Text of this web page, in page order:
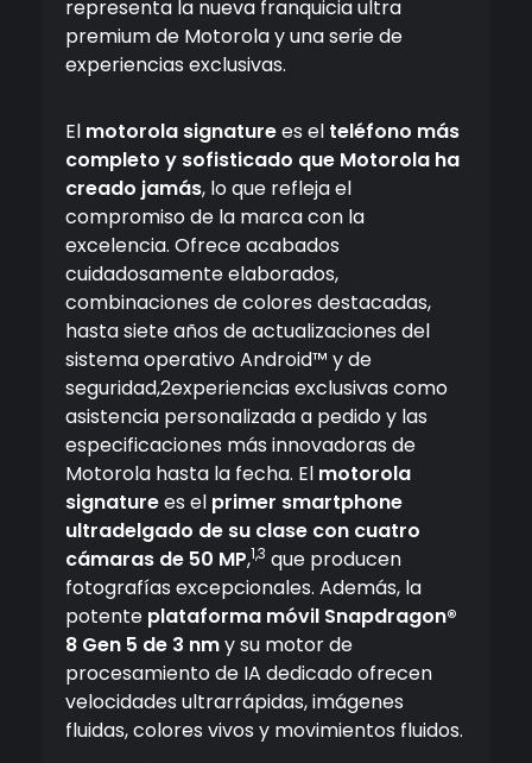
representa la nueva franquicia ultra
premium de Motorola y una serie de
experiencias exclusivas.
El motorola signaturees el teléfono más
completo y sofisticado que Motorola ha
creado jamás, lo que refleja el
compromiso de la marca con la
excelencia. Ofrece acabados
cuidadosamente elaborados,
combinaciones de colores destacadas,
hasta siete años de actualizaciones del
sistema operativo Android™ y de
seguridad,2experiencias exclusivas como
asistencia personalizada a pedido y las
especificaciones más innovadoras de
Motorola hasta la fecha. El motorola
signaturees el primer smartphone
ultradelgado de su clase con cuatro
cámaras de 50 MP,1,3 que producen
fotografías excepcionales. Además, la
potente plataforma móvil Snapdragon®
8 Gen 5 de 3 nmy su motor de
procesamiento de IA dedicado ofrecen
velocidades ultrarrápidas, imágenes
fluidas, colores vivos y movimientos fluidos.